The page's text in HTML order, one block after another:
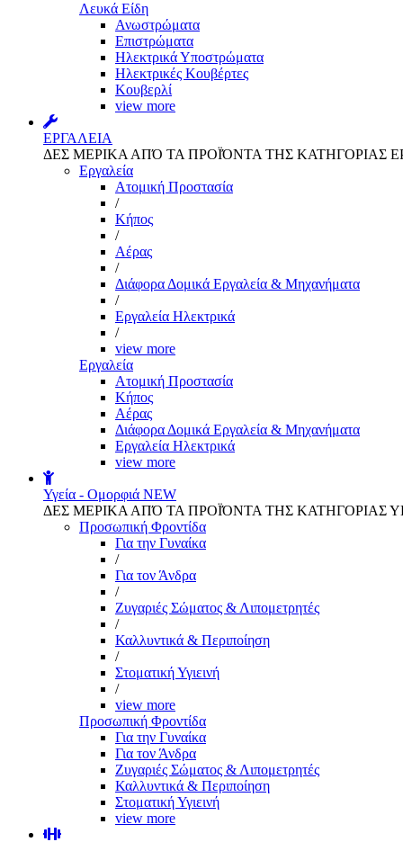
Λευκά Είδη
Ανωστρώματα
Επιστρώματα
Ηλεκτρικά Υποστρώματα
Ηλεκτρικές Κουβέρτες
Κουβερλί
view more
ΕΡΓΑΛΕΙΑ
ΔΕΣ ΜΕΡΙΚΑ ΑΠΌ ΤΑ ΠΡΟΪΌΝΤΑ ΤΗΣ ΚΑΤΗΓΟΡΙΑΣ
Εργαλεία
Aτομική Προστασία
/
Kήπος
/
Αέρας
/
Διάφορα Δομικά Εργαλεία & Μηχανήματα
/
Εργαλεία Ηλεκτρικά
/
view more
Εργαλεία
Aτομική Προστασία
Kήπος
Αέρας
Διάφορα Δομικά Εργαλεία & Μηχανήματα
Εργαλεία Ηλεκτρικά
view more
Υγεία - Ομορφιά NEW
ΔΕΣ ΜΕΡΙΚΑ ΑΠΌ ΤΑ ΠΡΟΪΌΝΤΑ ΤΗΣ ΚΑΤΗΓΟΡΙΑΣ
Προσωπική Φροντίδα
Για την Γυναίκα
/
Για τον Άνδρα
/
Ζυγαριές Σώματος & Λιπομετρητές
/
Καλλυντικά & Περιποίηση
/
Στοματική Υγιεινή
/
view more
Προσωπική Φροντίδα
Για την Γυναίκα
Για τον Άνδρα
Ζυγαριές Σώματος & Λιπομετρητές
Καλλυντικά & Περιποίηση
Στοματική Υγιεινή
view more